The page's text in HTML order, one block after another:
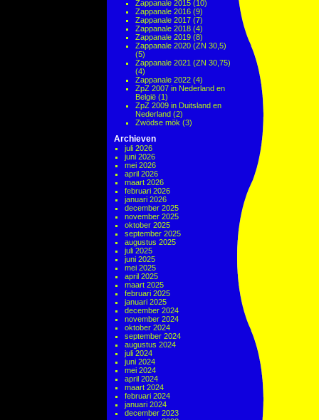
Zappanale 2015 (10)
Zappanale 2016 (9)
Zappanale 2017 (7)
Zappanale 2018 (4)
Zappanale 2019 (8)
Zappanale 2020 (ZN 30,5)
(5)
Zappanale 2021 (ZN 30,75)
(4)
Zappanale 2022 (4)
ZpZ 2007 in Nederland en
België (1)
ZpZ 2009 in Duitsland en
Nederland (2)
Zwödse mök (3)
Archieven
juli 2026
juni 2026
mei 2026
april 2026
maart 2026
februari 2026
januari 2026
december 2025
november 2025
oktober 2025
september 2025
augustus 2025
juli 2025
juni 2025
mei 2025
april 2025
maart 2025
februari 2025
januari 2025
december 2024
november 2024
oktober 2024
september 2024
augustus 2024
juli 2024
juni 2024
mei 2024
april 2024
maart 2024
februari 2024
januari 2024
december 2023